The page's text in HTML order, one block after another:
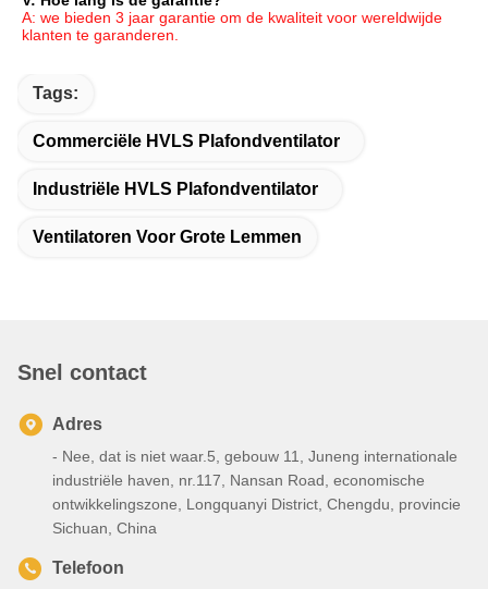
A: we bieden 3 jaar garantie om de kwaliteit voor wereldwijde
klanten te garanderen.
Tags:
Commerciële HVLS Plafondventilator
Industriële HVLS Plafondventilator
Ventilatoren Voor Grote Lemmen
Snel contact
Adres
- Nee, dat is niet waar.5, gebouw 11, Juneng internationale
industriële haven, nr.117, Nansan Road, economische
ontwikkelingszone, Longquanyi District, Chengdu, provincie
Sichuan, China
Telefoon